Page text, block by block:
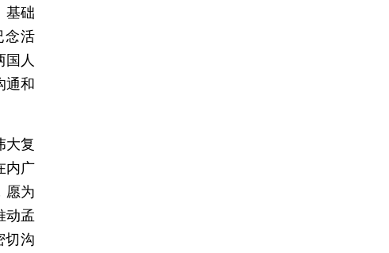
基础
念活
国人
通和
大复
内广
愿为
动孟
切沟